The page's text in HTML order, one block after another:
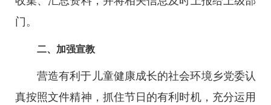
门。
二、加强宣教
营造有利于儿童健康成长的社会环境乡党委认
真按照文件精神，抓住节日的有利时机，充分运用